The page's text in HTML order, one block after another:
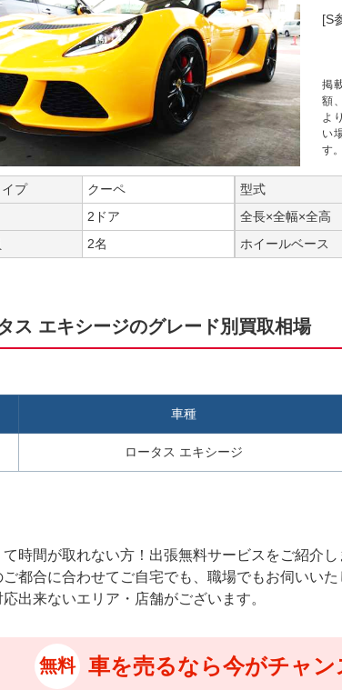
[S
掲
額
よ
い
す。
プ
クーペ
2ドア
2名
型式
全長×全幅×全高
ホイールベース
ス エキシージのグレード別買取相場
車種
ロータス エキシージ
時間が取れない方！出張無料サービスをご紹介し
都合に合わせてご自宅でも、職場でもお伺いいた
出来ないエリア・店舗がございます。
無料 車を売るなら今がチャン